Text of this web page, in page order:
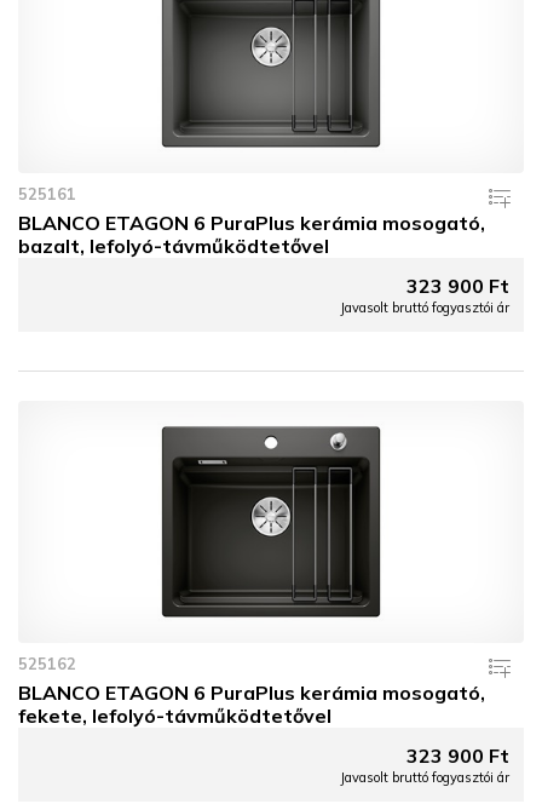
525161
BLANCO ETAGON 6 PuraPlus kerámia mosogató,
bazalt, lefolyó-távműködtetővel
323 900 Ft
Javasolt bruttó fogyasztói ár
525162
BLANCO ETAGON 6 PuraPlus kerámia mosogató,
fekete, lefolyó-távműködtetővel
323 900 Ft
Javasolt bruttó fogyasztói ár